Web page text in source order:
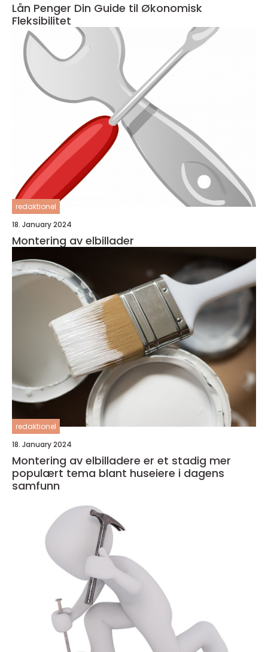
Lån Penger Din Guide til Økonomisk
Fleksibilitet
redaktionel
18. January 2024
Montering av elbillader
redaktionel
18. January 2024
Montering av elbilladere er et stadig mer
populært tema blant huseiere i dagens
samfunn